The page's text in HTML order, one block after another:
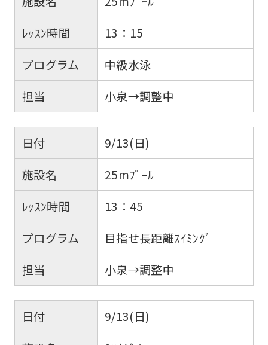
ﾚｯｽﾝ時間
13：15
プログラム
中級水泳
担当
小泉→調整中
日付
9/13(日)
施設名
25mﾌﾟｰﾙ
ﾚｯｽﾝ時間
13：45
プログラム
目指せ長距離ｽｲﾐﾝｸﾞ
担当
小泉→調整中
日付
9/13(日)